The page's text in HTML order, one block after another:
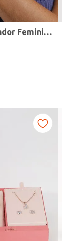
Relógio +Acessório Condor Feminino DOURADO